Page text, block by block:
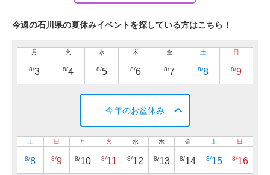
今週の石川県の夏休みイベントを探している方はこちら！
月
8/3
火
8/4
水
8/5
木
8/6
金
8/7
土
8/8
日
8/9
今年のお盆休み
土
8/8
日
8/9
月
8/10
火
8/11
水
8/12
木
8/13
金
8/14
土
8/15
日
8/16